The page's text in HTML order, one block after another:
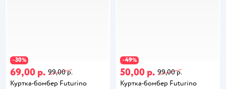
−30%
69,00 р. 99,00 р.
Куртка-бомбер Futurino
−49%
50,00 р. 99,00 р.
Куртка-бомбер Futurino